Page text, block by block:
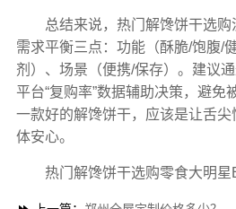
总结来说，热门解馋饼干选
需求平衡三点：功能（酥脆/饱腹/
剂）、场景（便携/保存）。建议
平台“复购率”数据辅助决策，避免
一款好的解馋饼干，应该是让舌
体安心。
热门解馋饼干选购零食大明星